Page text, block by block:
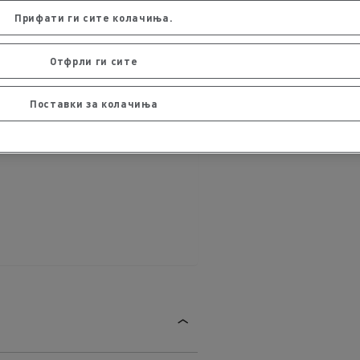
Прифати ги сите колачиња.
Отфрли ги сите
Поставки за колачиња